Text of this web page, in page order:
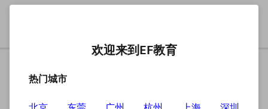
欢迎来到EF教育
热门城市